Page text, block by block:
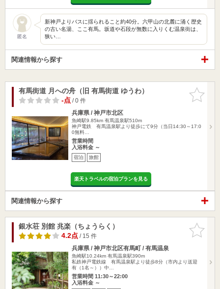
匿名
新神戸よりバスに揺られること約40分。六甲山の北麓に涌く歴史
の古い名湯、ここ有馬。坂道や石段が無数に入りくむ温泉街は、
狭い…
関連情報から探す
お気に入
りに追加
有馬街道 月への舟（旧 有馬街道 ゆうわ）
-点/ 0 件
兵庫県 / 神戸市北区
魚崎駅9.85km 有馬温泉駅510m
神戸電鉄 有馬温泉駅より徒歩にて9分（当日14:30～17:0
0無料…
営業時間
入浴料金 ～
宿泊 旅館
楽天トラベルの宿泊プランを見る
関連情報から探す
お気に入
りに追加
銀水荘 別館 兆楽（ちょうらく）
4.2点/ 15 件
兵庫県 / 神戸市北区有馬町 / 有馬温泉
魚崎駅10.24km 有馬温泉駅390m
私鉄神戸電鉄線 有馬温泉駅より徒歩8分（市内より送迎
有（1名～））中…
営業時間 11:30～22:00
入浴料金 ～